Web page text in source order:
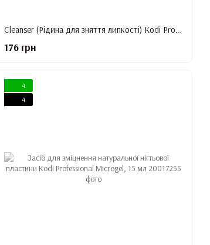
Cleanser (Рідина для зняття липкості) Kodi Professional, 160 мл
176 грн
4
4